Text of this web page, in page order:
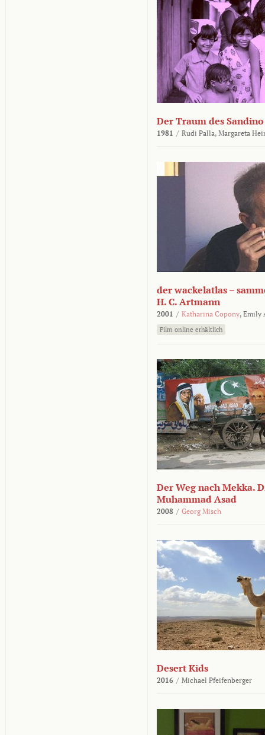
Der Traum des Sandino
1981 / Rudi Palla, Margareta
der wackelatlas –
H. C. Artmann
2001 / Katharina Copony, Emily
Film online erhältlich
Der Weg nach Mekka.
Muhammad Asad
2008 / Georg Misch
Desert Kids
2016 / Michael Pfeifenberger